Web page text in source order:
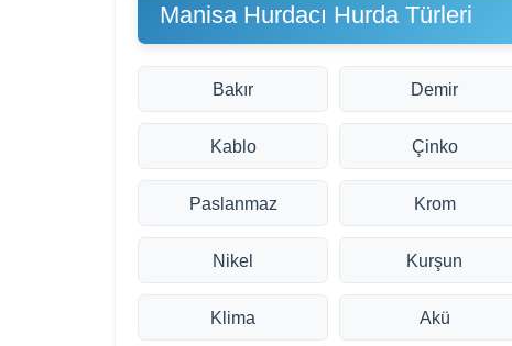
Manisa Hurdacı Hurda Türleri
Bakır Demir
Kablo Çinko
Paslanmaz Krom
Nikel Kurşun
Klima Akü